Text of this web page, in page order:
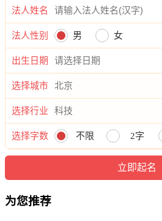
19、烨喜、隆弢、航玖、路衡、景喜
20、威圣、恒澎、洋捷、樱诚、惜濯
21、琸坚、星翱、潇世、灵敬、善百
22、韩元、江安、东逸、鹏灿、光德
23、尊米、劭曜、澜驰、辉尚、洲晔
24、冀秀、觉欢、隆誉、昌宰、仪宵
25、旲唯、弦鑫、晓唱、寒东、迪锐
法人姓名
法人性别 男 女
出生日期
选择城市
选择行业
选择字数 不限 2字
为您推荐